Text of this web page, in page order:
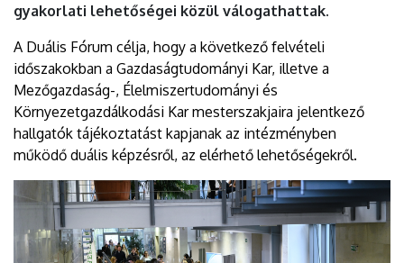
gyakorlati lehetőségei közül válogathattak.
A Duális Fórum célja, hogy a következő felvételi
időszakokban a Gazdaságtudományi Kar, illetve a
Mezőgazdaság-, Élelmiszertudományi és
Környezetgazdálkodási Kar mesterszakjaira jelentkező
hallgatók tájékoztatást kapjanak az intézményben
működő duális képzésről, az elérhető lehetőségekről.